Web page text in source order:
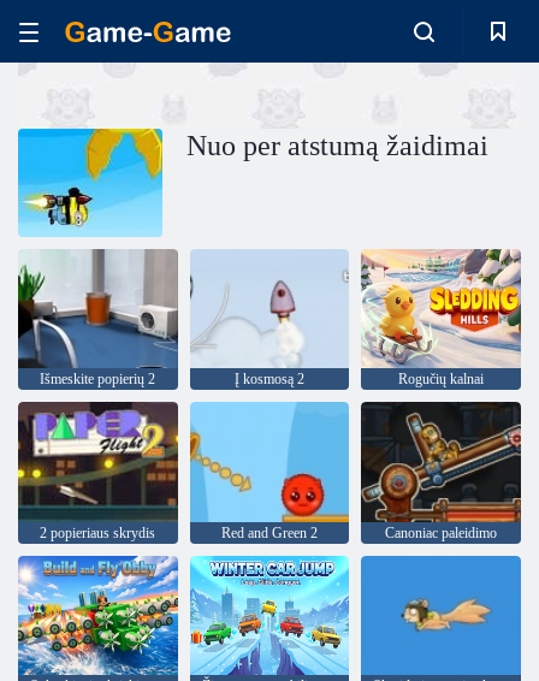
Nuo per atstumą žaidimai
Išmeskite popierių 2 Į kosmosą 2 Rogučių kalnai
2 popieriaus skrydis Red and Green 2 Canoniac paleidimo